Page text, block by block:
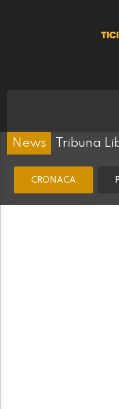
News Tribuna
CRONACA